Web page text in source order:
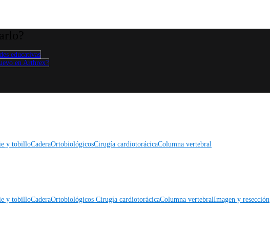
educativas
en Arthrex?
y tobilloCaderaOrtobiológicosCirugía cardiotorácicaColumna vertebral
y tobilloCaderaOrtobiológicos Cirugía cardiotorácicaColumna vertebralImagen y resección